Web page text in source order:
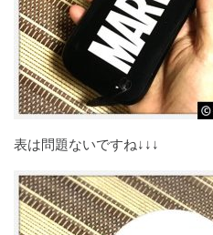
表は問題ないですね↓↓↓